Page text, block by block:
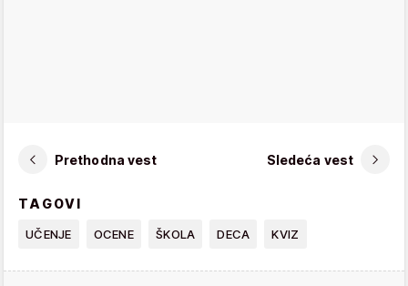
Prethodna vest Sledeća vest
TAGOVI
UČENJE OCENE ŠKOLA DECA KVIZ